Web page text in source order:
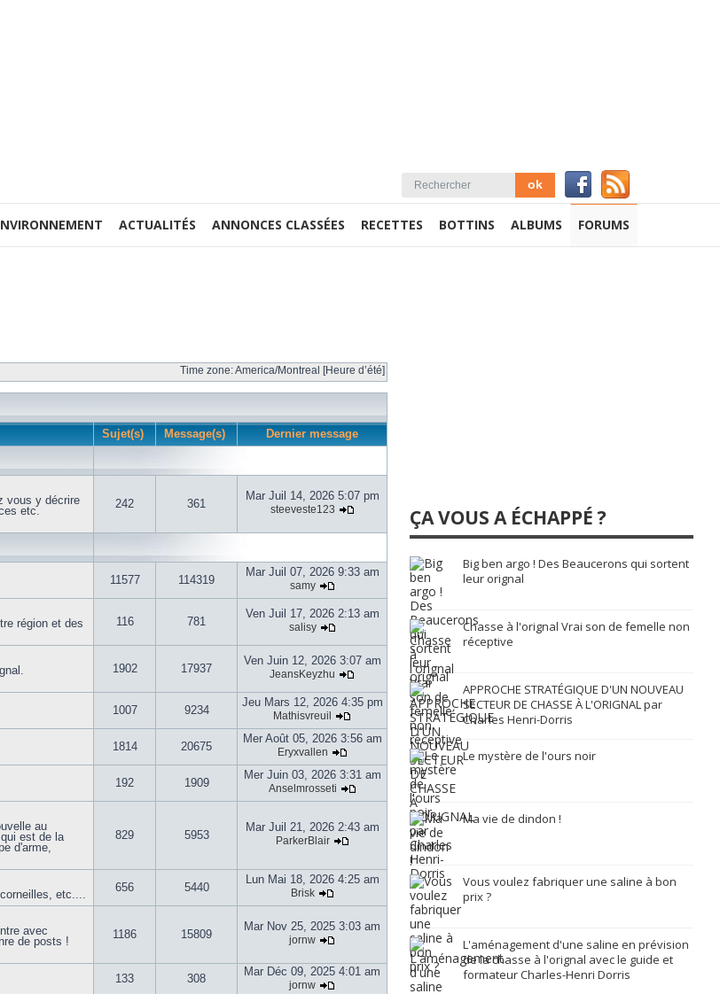
ACTUALITÉS ANNONCES CLASSÉES RECETTES BOTTINS ALBUMS FORUMS
Time zone: America/Montreal [Heure d’été]
Sujet(s) Message(s) Dernier message
vous y décrire
etc.
242 361
Mar Juil 14, 2026 5:07 pm
steeveste123
11577 114319
Mar Juil 07, 2026 9:33 am
samy
région et des
116 781
Ven Juil 17, 2026 2:13 am
salisy
1902 17937
Ven Juin 12, 2026 3:07 am
JeansKeyzhu
1007 9234
Jeu Mars 12, 2026 4:35 pm
Mathisvreuil
1814 20675
Mer Août 05, 2026 3:56 am
Eryxvallen
192 1909
Mer Juin 03, 2026 3:31 am
Anselmrosseti
au
est de la
d'arme,
829 5953
Mar Juil 21, 2026 2:43 am
ParkerBlair
etc....
656 5440
Lun Mai 18, 2026 4:25 am
Brisk
avec
de posts !
1186 15809
Mar Nov 25, 2025 3:03 am
jornw
133 308
Mar Déc 09, 2025 4:01 am
jornw
ÇA VOUS A ÉCHAPPÉ ?
Big ben argo ! Des Beaucerons qui sortent
leur orignal
Chasse à l'orignal Vrai son de femelle non
réceptive
APPROCHE STRATÉGIQUE D'UN NOUVEAU
SECTEUR DE CHASSE À L'ORIGNAL par
Charles Henri-Dorris
Le mystère de l'ours noir
Ma vie de dindon !
Vous voulez fabriquer une saline à bon
prix ?
L'aménagement d'une saline en prévision
de la chasse à l'orignal avec le guide et
formateur Charles-Henri Dorris